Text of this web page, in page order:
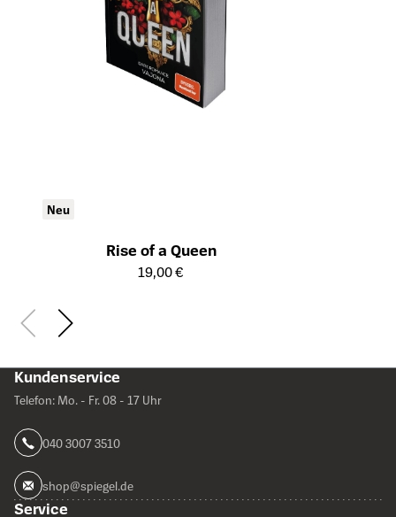
Neu
Rise of a Queen
Öffnet die Detailseite des Produkts
19,00 €
Kundenservice
Telefon: Mo. - Fr. 08 - 17 Uhr
040 3007 3510
shop@spiegel.de
Service